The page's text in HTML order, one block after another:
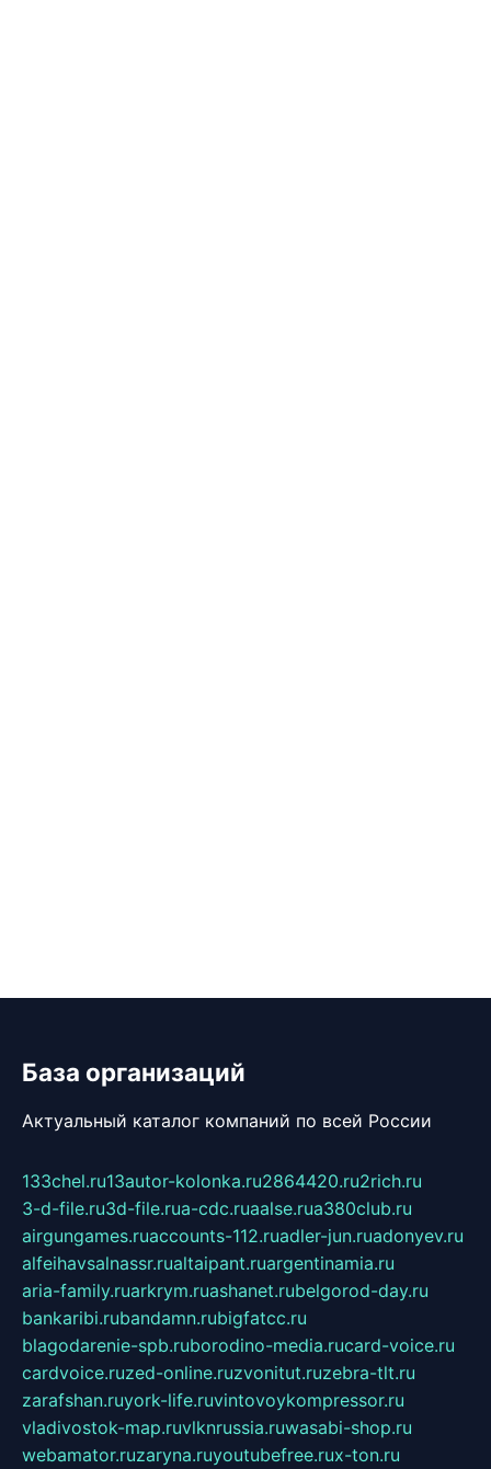
База организаций
Актуальный каталог компаний по всей России
133chel.ru13autor-kolonka.ru2864420.ru2rich.ru
3-d-file.ru3d-file.rua-cdc.ruaalse.rua380club.ru
airgungames.ruaccounts-112.ruadler-jun.ruadonyev.ru
alfeihavsalnassr.rualtaipant.ruargentinamia.ru
aria-family.ruarkrym.ruashanet.rubelgorod-day.ru
bankaribi.rubandamn.rubigfatcc.ru
blagodarenie-spb.ruborodino-media.rucard-voice.ru
cardvoice.ruzed-online.ruzvonitut.ruzebra-tlt.ru
zarafshan.ruyork-life.ruvintovoykompressor.ru
vladivostok-map.ruvlknrussia.ruwasabi-shop.ru
webamator.ruzaryna.ruyoutubefree.rux-ton.ru